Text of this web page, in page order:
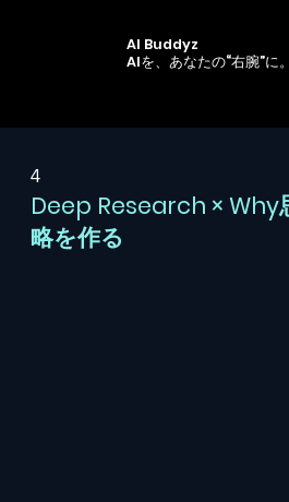
AI Buddyz
AIを、あなたの“右腕”に。
4
Deep Research × Why
略を作る